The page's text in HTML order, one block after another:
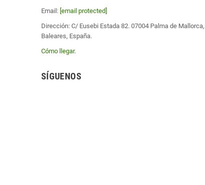
Email: [email protected]
Dirección: C/ Eusebi Estada 82. 07004 Palma de Mallorca,
Baleares, España.
Cómo llegar.
SÍGUENOS